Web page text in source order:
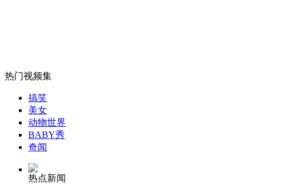
女孩北京地铁殴打老人 痛下狠手拳打脚踢
热门视频集
搞笑
美女
动物世界
BABY秀
奇闻
热点新闻